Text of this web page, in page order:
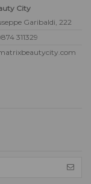
City
Garibaldi, 222
311329